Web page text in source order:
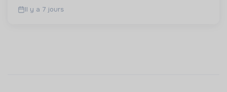
Il y a 7 jours